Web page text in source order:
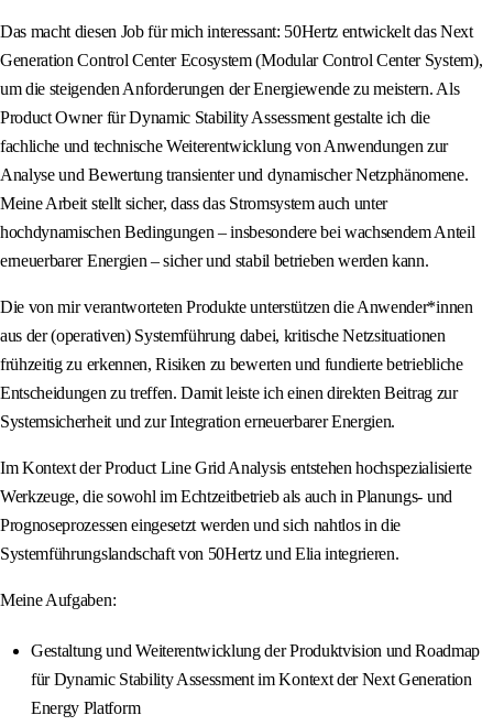
Das macht diesen Job für mich interessant: 50Hertz entwickelt das Next
Generation Control Center Ecosystem (Modular Control Center System),
um die steigenden Anforderungen der Energiewende zu meistern. Als
Product Owner für Dynamic Stability Assessment gestalte ich die
fachliche und technische Weiterentwicklung von Anwendungen zur
Analyse und Bewertung transienter und dynamischer Netzphänomene.
Meine Arbeit stellt sicher, dass das Stromsystem auch unter
hochdynamischen Bedingungen – insbesondere bei wachsendem Anteil
erneuerbarer Energien – sicher und stabil betrieben werden kann.
Die von mir verantworteten Produkte unterstützen die Anwender*innen
aus der (operativen) Systemführung dabei, kritische Netzsituationen
frühzeitig zu erkennen, Risiken zu bewerten und fundierte betriebliche
Entscheidungen zu treffen. Damit leiste ich einen direkten Beitrag zur
Systemsicherheit und zur Integration erneuerbarer Energien.
Im Kontext der Product Line Grid Analysis entstehen hochspezialisierte
Werkzeuge, die sowohl im Echtzeitbetrieb als auch in Planungs- und
Prognoseprozessen eingesetzt werden und sich nahtlos in die
Systemführungslandschaft von 50Hertz und Elia integrieren.
Meine Aufgaben:
Gestaltung und Weiterentwicklung der Produktvision und Roadmap
für Dynamic Stability Assessment im Kontext der Next Generation
Energy Platform